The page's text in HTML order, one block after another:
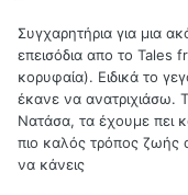
Συγχαρητήρια για μια
επεισόδια απο το Tales
κορυφαία). Ειδικά το
έκανε να ανατριχιάσω.
Νατάσα, τα έχουμε πει
πιο καλός τρόπος ζωής
να κάνεις